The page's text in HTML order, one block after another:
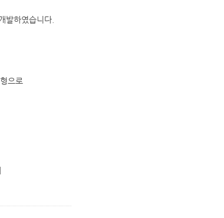
발하였습니다.
으로